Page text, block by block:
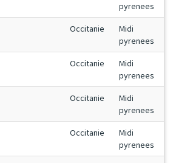
pyrenees
Occitanie
Midi
pyrenees
Occitanie
Midi
pyrenees
Occitanie
Midi
pyrenees
Occitanie
Midi
pyrenees